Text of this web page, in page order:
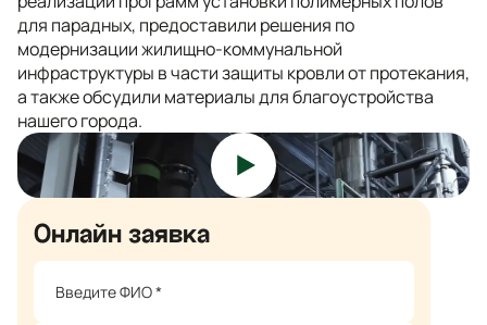
для парадных, предоставили решения по
модернизации жилищно-коммунальной
инфраструктуры в части защиты кровли от протекания,
а также обсудили материалы для благоустройства
нашего города.
Онлайн заявка